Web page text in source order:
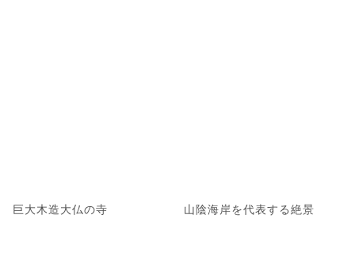
巨大木造大仏の寺 山陰海岸を代表する絶景